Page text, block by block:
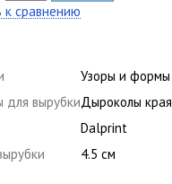
к сравнению
Узоры и формы
для вырубкиДыроколы края
Dalprint
4.5 см